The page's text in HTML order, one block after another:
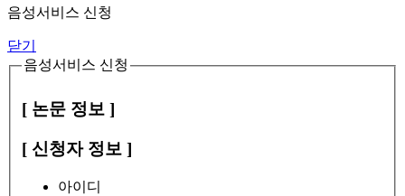
음성서비스 신청
닫기
음성서비스 신청
[ 논문 정보 ]
[ 신청자 정보 ]
아이디